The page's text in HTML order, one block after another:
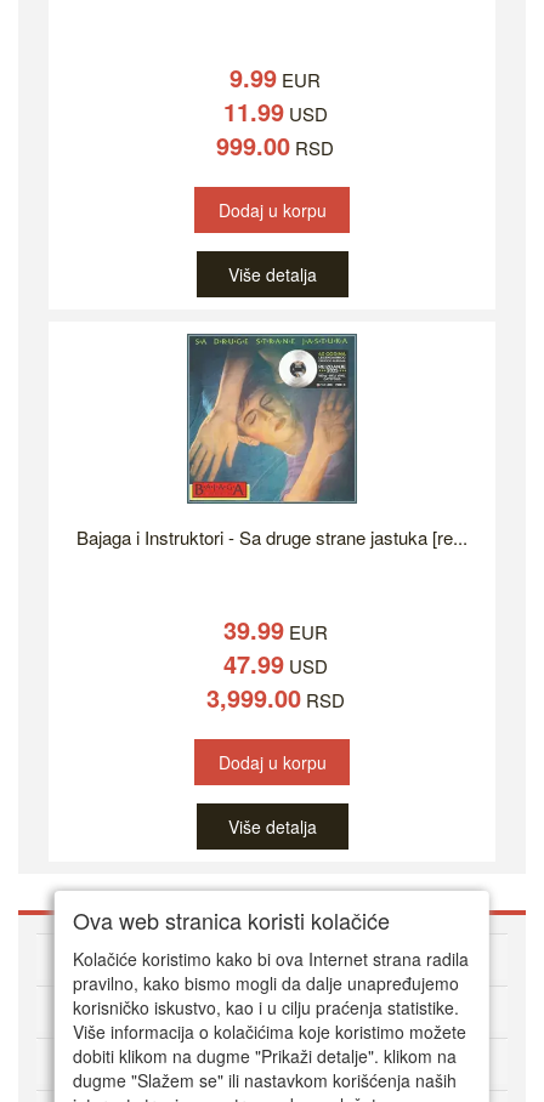
9.99 EUR
11.99USD
999.00 RSD
Dodaj u korpu
Više detalja
Bajaga i Instruktori - Sa druge strane jastuka [re...
39.99EUR
47.99USD
3,999.00RSD
Dodaj u korpu
Više detalja
O DVD Zoni
Kako kupovati online
Korisnički servis
Ova web stranica koristi kolačiće
Kolačiće koristimo kako bi ova Internet strana radila
pravilno, kako bismo mogli da dalje unapređujemo
korisničko iskustvo, kao i u cilju praćenja statistike.
Više informacija o kolačićima koje koristimo možete
dobiti klikom na dugme "Prikaži detalje". klikom na
dugme "Slažem se" ili nastavkom korišćenja naših